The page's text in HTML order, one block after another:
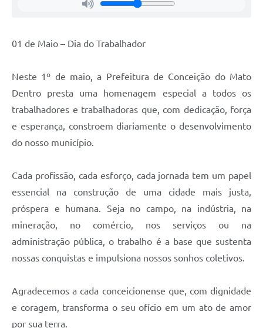
Links
Serviços Online
Telefones Úteis
Diário Oficial
01 de Maio – Dia do Trabalhador
Neste 1º de maio, a Prefeitura de Conceição do Mato
Dentro presta uma homenagem especial a todos os
trabalhadores e trabalhadoras que, com dedicação, força
e esperança, constroem diariamente o desenvolvimento
do nosso município.
Cada profissão, cada esforço, cada jornada tem um papel
essencial na construção de uma cidade mais justa,
próspera e humana. Seja no campo, na indústria, na
mineração, no comércio, nos serviços ou na
administração pública, o trabalho é a base que sustenta
nossas conquistas e impulsiona nossos sonhos coletivos.
Agradecemos a cada conceicionense que, com dignidade
e coragem, transforma o seu ofício em um ato de amor
por sua terra.